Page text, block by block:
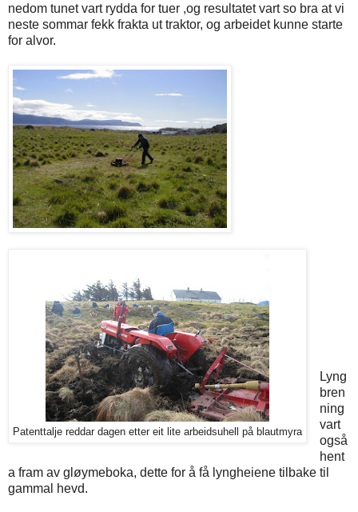
nedom tunet vart rydda for tuer ,og resultatet vart so bra at vi
neste sommar fekk frakta ut traktor, og arbeidet kunne starte
for alvor.
Patenttalje reddar dagen etter eit lite arbeidsuhell på blautmyra
Lyng
bren
ning
vart
også
hent
a fram av gløymeboka, dette for å få lyngheiene tilbake til
gammal hevd.